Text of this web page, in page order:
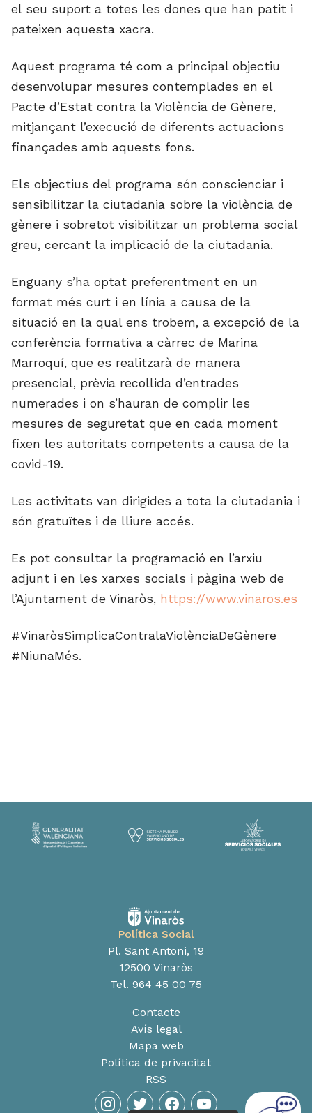
el seu suport a totes les dones que han patit i
pateixen aquesta xacra.
Aquest programa té com a principal objectiu
desenvolupar mesures contemplades en el
Pacte d’Estat contra la Violència de Gènere,
mitjançant l’execució de diferents actuacions
finançades amb aquests fons.
Els objectius del programa són conscienciar i
sensibilitzar la ciutadania sobre la violència de
gènere i sobretot visibilitzar un problema social
greu, cercant la implicació de la ciutadania.
Enguany s’ha optat preferentment en un
format més curt i en línia a causa de la
situació en la qual ens trobem, a excepció de la
conferència formativa a càrrec de Marina
Marroquí, que es realitzarà de manera
presencial, prèvia recollida d’entrades
numerades i on s’hauran de complir les
mesures de seguretat que en cada moment
fixen les autoritats competents a causa de la
covid-19.
Les activitats van dirigides a tota la ciutadania i
són gratuïtes i de lliure accés.
Es pot consultar la programació en l’arxiu
adjunt i en les xarxes socials i pàgina web de
l’Ajuntament de Vinaròs, https://www.vinaros.es
#VinaròsSimplicaContralaViolènciaDeGènere
#NiunaMés.
Política Social
Pl. Sant Antoni, 19
12500 Vinaròs
Tel. 964 45 00 75
Contacte
Avís legal
Mapa web
Política de privacitat
RSS
instagram
twitterfacebookyoutube